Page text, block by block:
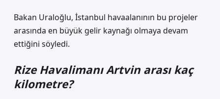
Bakan Uraloğlu, İstanbul havaalanının bu projeler
arasında en büyük gelir kaynağı olmaya devam
ettiğini söyledi.
Rize Havalimanı Artvin arası kaç
kilometre?